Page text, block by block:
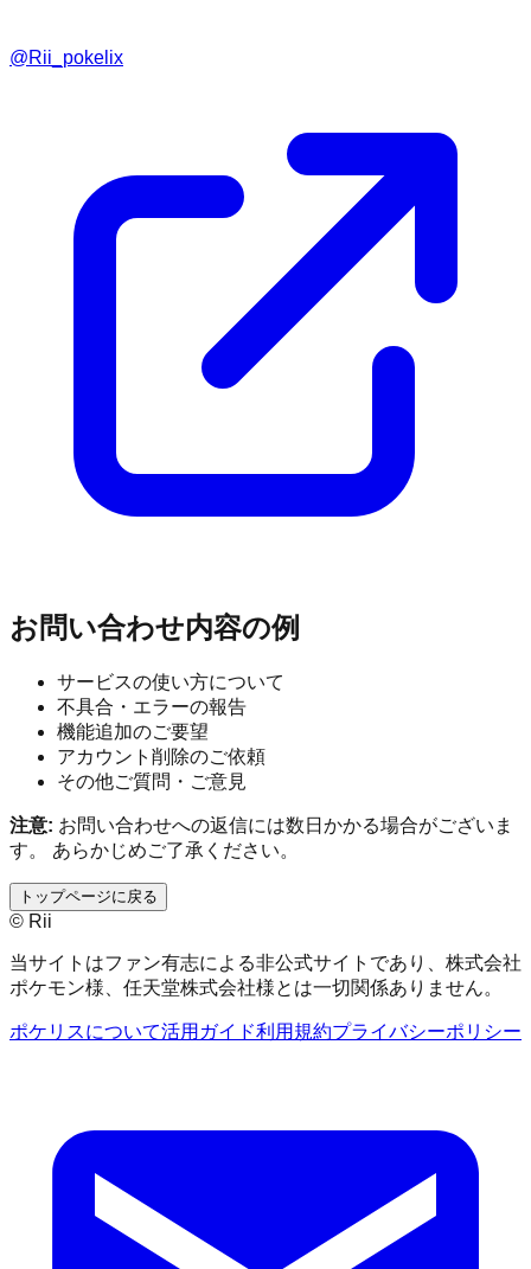
@Rii_pokelix
お問い合わせ内容の例
サービスの使い方について
不具合・エラーの報告
機能追加のご要望
アカウント削除のご依頼
その他ご質問・ご意見
注意: お問い合わせへの返信には数日かかる場合がございま
す。 あらかじめご了承ください。
トップページに戻る
© Rii
当サイトはファン有志による非公式サイトであり、株式会社
ポケモン様、任天堂株式会社様とは一切関係ありません。
ポケリスについて活用ガイド利用規約プライバシーポリシー